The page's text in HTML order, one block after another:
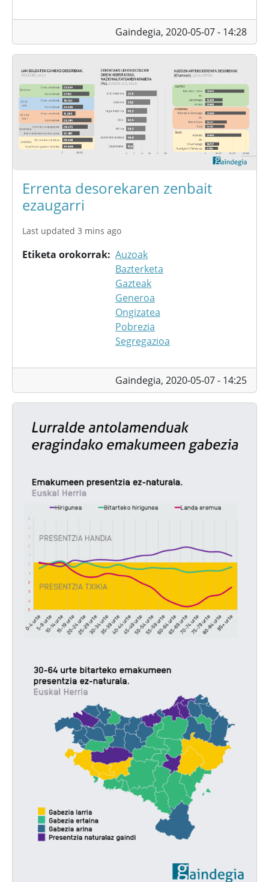
Gaindegia, 2020-05-07 - 14:28
Errenta desorekaren zenbait
ezaugarri
Last updated 3 mins ago
Etiketa orokorrak Auzoak
Bazterketa
Gazteak
Generoa
Ongizatea
Pobrezia
Segregazioa
Gaindegia, 2020-05-07 - 14:25